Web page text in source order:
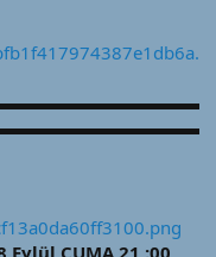
Eylül CUMA 21 :00